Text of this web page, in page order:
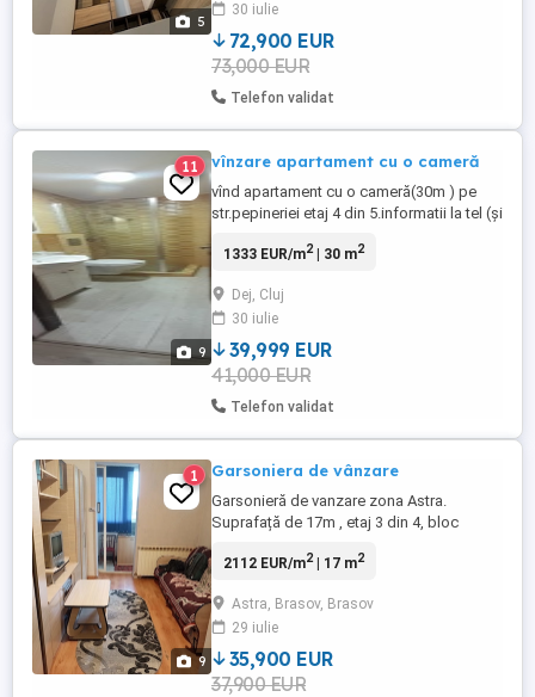
5
apartamentului, bloc curat, supraveghere
video, loc de parcare proprietate, mobilat,
...
30 iulie
72,900 EUR
73,000 EUR
Telefon validat
9
11 vînzare apartament cu o cameră
vînd apartament cu o cameră(30m ) pe
str.pepineriei etaj 4 din 5.informatii la tel (și
1333 EUR/m2| 30 m2
Dej, Cluj
30 iulie
39,999 EUR
41,000 EUR
Telefon validat
9
1 Garsoniera de vânzare
Garsonieră de vanzare zona Astra.
Suprafață de 17m , etaj 3 din 4, bloc
complet mobilată și utilată, exact ca în
mașină de spălat rufe. Centrală termică
proprie, calorifere și geamuri termopan.
Internet Wi-Fi activ. Amplasare ...
2112 EUR/m2| 17 m2
Astra, Brasov, Brasov
29 iulie
35,900 EUR
37,900 EUR